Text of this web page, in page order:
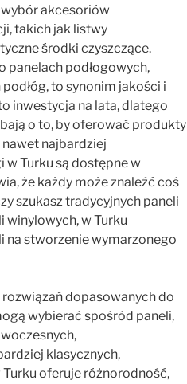
wybór akcesoriów
takich jak listwy
środki czyszczące.
panelach podłogowych,
to synonim jakości i
inwestycja na lata, dlatego
o to, by oferować produkty
najbardziej
w Turku są dostępne w
że każdy może znaleźć coś
szukasz tradycyjnych paneli
winylowych, w Turku
na stworzenie wymarzonego
rozwiązań dopasowanych do
wybierać spośród paneli,
klasycznych,
oferuje różnorodność,